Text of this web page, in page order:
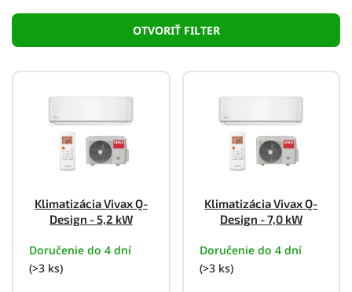
OTVORIŤ FILTER
V
Klimatizácia Vivax Q-
Design - 5,2 kW
Doručenie do 4 dní
(>3 ks)
Klimatizácia Vivax Q-
Design - 7,0 kW
Doručenie do 4 dní
(>3 ks)